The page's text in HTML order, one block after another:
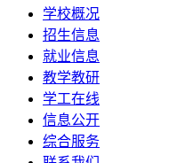
学校概况
招生信息
就业信息
教学教研
学工在线
信息公开
综合服务